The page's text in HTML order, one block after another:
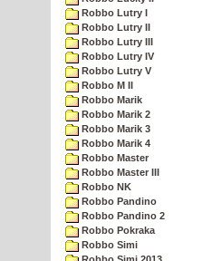
Robbo Lutry I
Robbo Lutry II
Robbo Lutry III
Robbo Lutry IV
Robbo Lutry V
Robbo M II
Robbo Marik
Robbo Marik 2
Robbo Marik 3
Robbo Marik 4
Robbo Master
Robbo Master III
Robbo NK
Robbo Pandino
Robbo Pandino 2
Robbo Pokraka
Robbo Simi